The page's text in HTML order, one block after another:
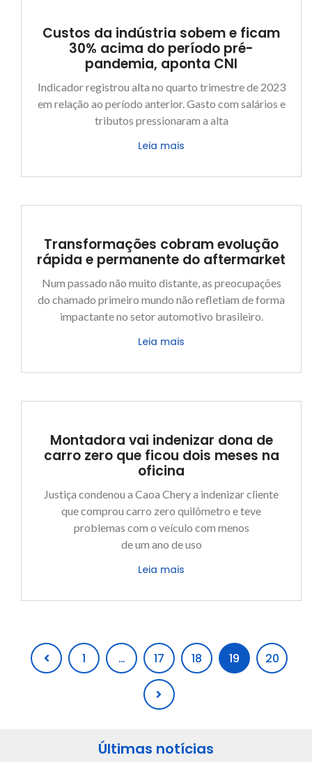
Custos da indústria sobem e ficam
30% acima do período pré-
pandemia, aponta CNI
Indicador registrou alta no quarto trimestre de 2023
em relação ao período anterior. Gasto com salários e
tributos pressionaram a alta
Leia mais
Transformações cobram evolução
rápida e permanente do aftermarket
Num passado não muito distante, as preocupações
do chamado primeiro mundo não refletiam de forma
impactante no setor automotivo brasileiro.
Leia mais
Montadora vai indenizar dona de
carro zero que ficou dois meses na
oficina
Justiça condenou a Caoa Chery a indenizar cliente
que comprou carro zero quilômetro e teve
problemas com o veículo com menos
de um ano de uso
Leia mais
1 … 17 18 19 20
Últimas notícias